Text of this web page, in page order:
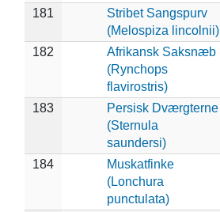
181
Stribet Sangspurv
(Melospiza lincolnii)
182
Afrikansk Saksnæb
(Rynchops
flavirostris)
183
Persisk Dværgterne
(Sternula
saundersi)
184
Muskatfinke
(Lonchura
punctulata)